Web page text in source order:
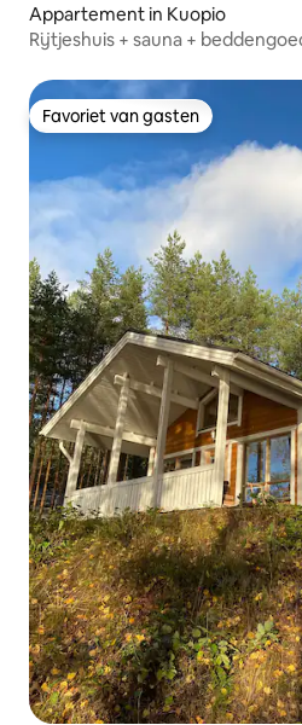
Appartement in Kuopio
Rijtjeshuis + sauna +
Favoriet van gasten
Favoriet van gasten